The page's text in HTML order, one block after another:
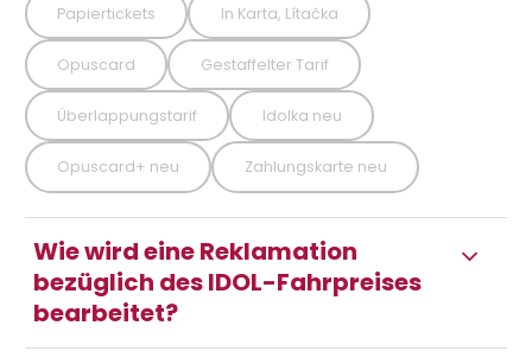
Papiertickets In Karta, Lítačka
Opuscard Gestaffelter Tarif
Überlappungstarif Idolka neu
Opuscard+ neu Zahlungskarte neu
Wie wird eine Reklamation
bezüglich des IDOL-Fahrpreises
bearbeitet?